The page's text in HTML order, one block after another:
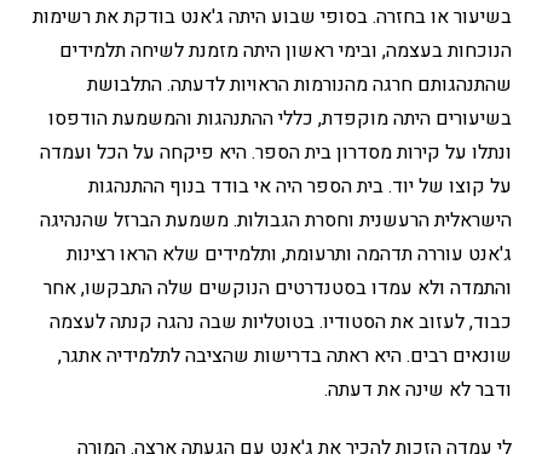
בשיעור או בחזרה. בסופי שבוע היתה ג'אנט בודקת את רשימות
הנוכחות בעצמה, ובימי ראשון היתה מזמנת לשיחה תלמידים
שהתנהגותם חרגה מהנורמות הראויות לדעתה. התלבושת
בשיעורים היתה מוקפדת, כללי ההתנהגות והמשמעת הודפסו
ונתלו על קירות מסדרון בית הספר. היא פיקחה על הכל ועמדה
על קוצו של יוד. בית הספר היה אי בודד בנוף ההתנהגות
הישראלית הרעשנית וחסרת הגבולות. משמעת הברזל שהנהיגה
ג'אנט עוררה תדהמה ותרעומת, ותלמידים שלא הראו רצינות
והתמדה ולא עמדו בסטנדרטים הנוקשים שלה התבקשו, אחר
כבוד, לעזוב את הסטודיו. בטוטליות שבה נהגה קנתה לעצמה
שונאים רבים. היא ראתה בדרישות שהציבה לתלמידיה אתגר,
ודבר לא שינה את דעתה.